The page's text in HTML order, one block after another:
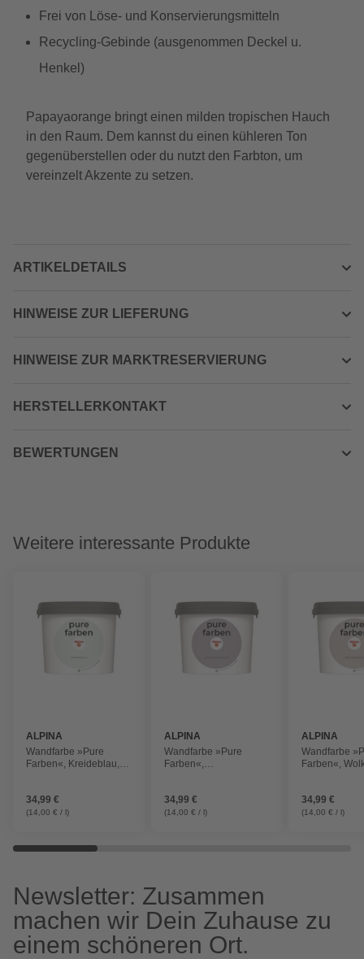
Frei von Löse- und Konservierungsmitteln
Recycling-Gebinde (ausgenommen Deckel u.
Henkel)
Papayaorange bringt einen milden tropischen Hauch
in den Raum. Dem kannst du einen kühleren Ton
gegenüberstellen oder du nutzt den Farbton, um
vereinzelt Akzente zu setzen.
ARTIKELDETAILS
HINWEISE ZUR LIEFERUNG
HINWEISE ZUR MARKTRESERVIERUNG
HERSTELLERKONTAKT
BEWERTUNGEN
Weitere interessante Produkte
ALPINA
Wandfarbe »Pure
Farben«, Kreideblau,
34,99 €
(14,00 € / l)
ALPINA
Wandfarbe »Pure
Farben«,
34,99 €
(14,00 € / l)
ALPINA
Wandfarbe
Farben«,
34,99 €
(14,00 € / l)
Newsletter: Zusammen
machen wir Dein Zuhause zu
einem schöneren Ort.